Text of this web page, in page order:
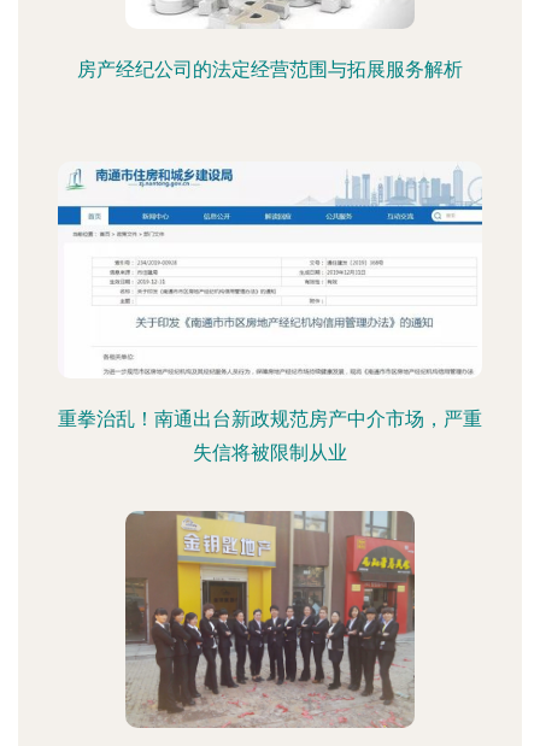
房产经纪公司的法定经营范围与拓展服务解析
重拳治乱！南通出台新政规范房产中介市场，严重
失信将被限制从业